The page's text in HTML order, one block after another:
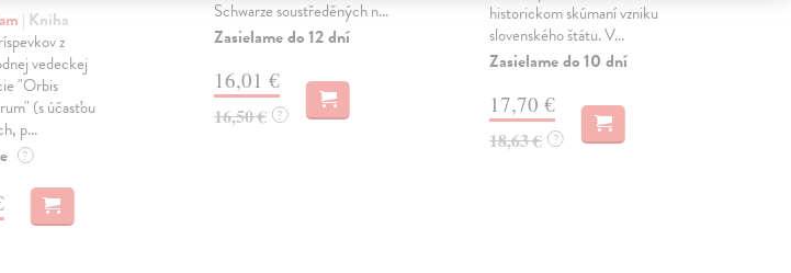
| Kniha
z
vedeckej
"Orbis
(s účasťou
p...
?
Schwarze soustředěných n...
Zasielame do 12 dní
16,01 €
16,50 € ?
historickom skúmaní vzniku
slovenského štátu. V...
Zasielame do 10 dní
17,70 €
18,63 € ?